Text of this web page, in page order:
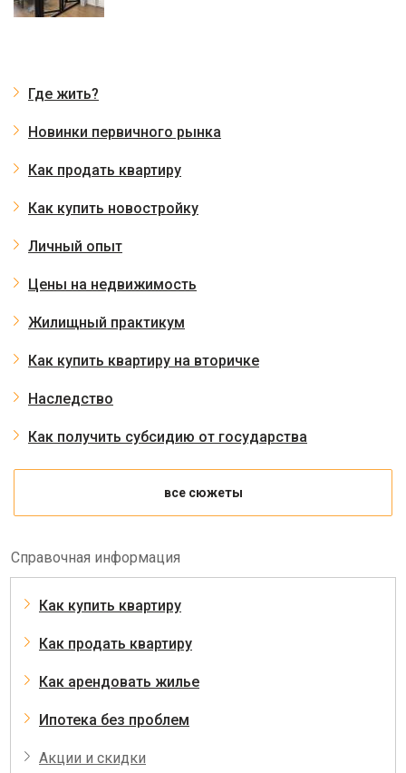
Где жить?
Новинки первичного рынка
Как продать квартиру
Как купить новостройку
Личный опыт
Цены на недвижимость
Жилищный практикум
Как купить квартиру на вторичке
Наследство
Как получить субсидию от государства
все сюжеты
Справочная информация
Как купить квартиру
Как продать квартиру
Как арендовать жилье
Ипотека без проблем
Акции и скидки